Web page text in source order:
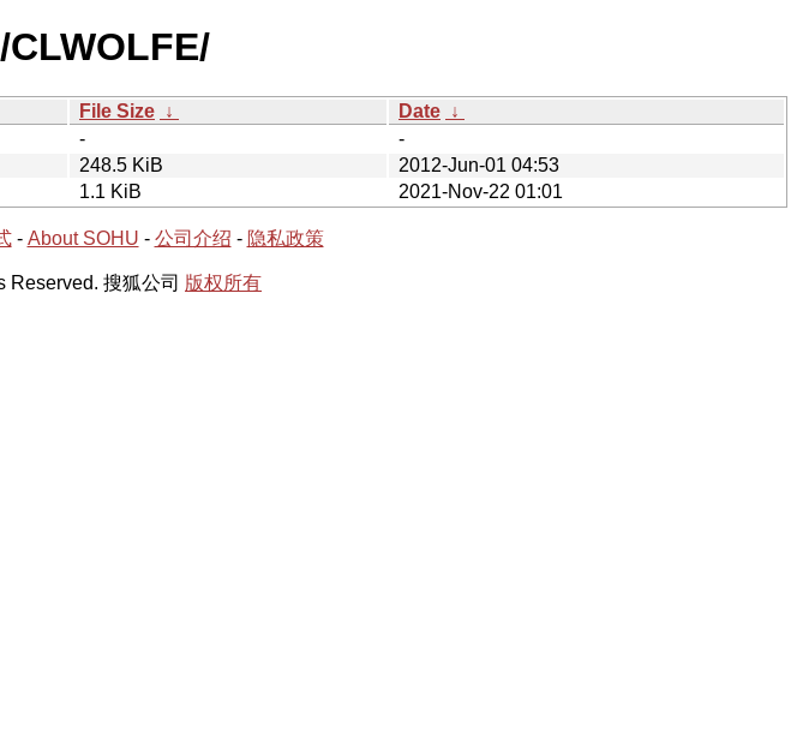
File Size ↓ Date ↓
-
-
248.5 KiB
2012-Jun-01 04:53
1.1 KiB 2021-Nov-22 01:01
- About SOHU - 公司介绍 - 隐私政策
搜狐公司 版权所有